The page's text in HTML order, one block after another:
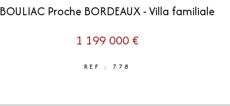
BOULIAC Proche BORDEAUX - Villa familiale
1 199 000 €
REF : 778